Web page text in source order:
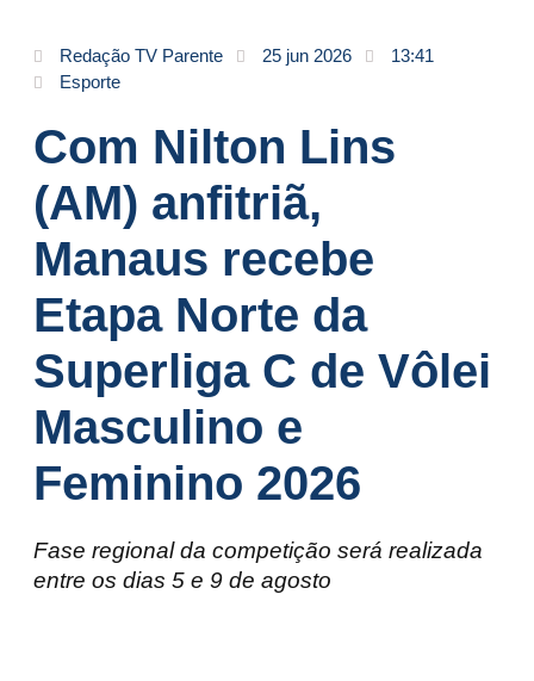
Redação TV Parente 25 jun 2026
13:41
Esporte
Com Nilton Lins
(AM) anfitriã,
Manaus recebe
Etapa Norte da
Superliga C de Vôlei
Masculino e
Feminino 2026
Fase regional da competição será realizada
entre os dias 5 e 9 de agosto